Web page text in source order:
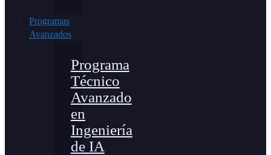
Programas
Avanzados
Programa
Técnico
Avanzado
en
Ingeniería
de IA